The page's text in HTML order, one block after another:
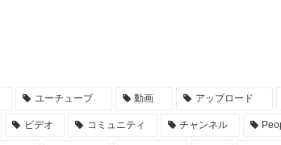
ユーチューブ 動画 アップロード
ビデオ コミュニティ チャンネル